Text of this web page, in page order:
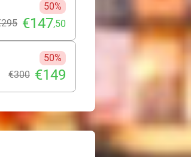
50%
€147,50
50%
€300 €149